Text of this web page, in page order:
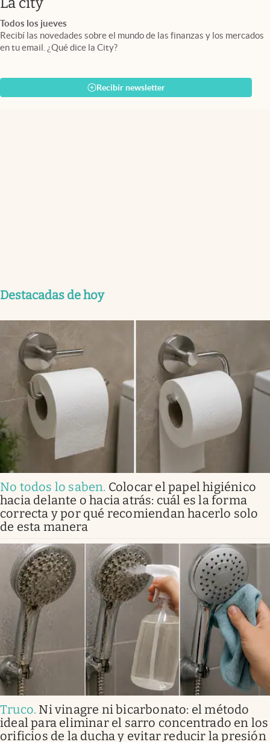
Todos los jueves
Recibí las novedades sobre el mundo de las finanzas y los mercados
en tu email. ¿Qué dice la City?
Recibir newsletter
Destacadas de hoy
No todos lo saben. Colocar el papel higiénico
hacia delante o hacia atrás: cuál es la forma
correcta y por qué recomiendan hacerlo solo
de esta manera
Truco. Ni vinagre ni bicarbonato: el método
ideal para eliminar el sarro concentrado en los
orificios de la ducha y evitar reducir la presión